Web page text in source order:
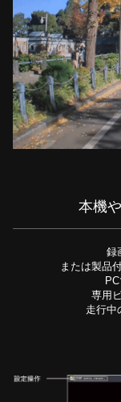
本機
録
または製品
専用
走行中